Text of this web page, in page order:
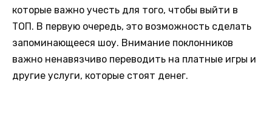
которые важно учесть для того, чтобы выйти в
ТОП. В первую очередь, это возможность сделать
запоминающееся шоу. Внимание поклонников
важно ненавязчиво переводить на платные игры и
другие услуги, которые стоят денег.